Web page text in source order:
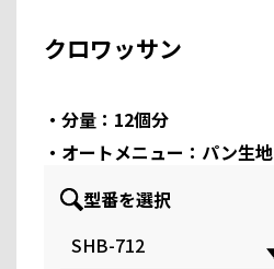
クロワッサン
・分量：12個分
・オートメニュー：パン生地
型番を選択